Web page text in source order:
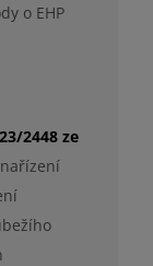
o EHP
2448 ze